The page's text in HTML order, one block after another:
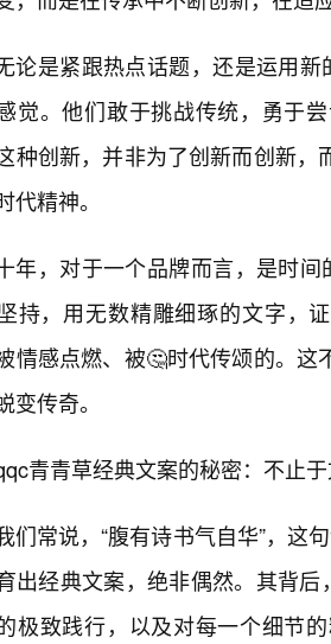
论是紧跟热点话题，还是运用
觉。他们敢于挑战传统，勇于
种创新，并非为了创新而创新
代精神。
年，对于一个品牌而言，是时
持，用无数精雕细琢的文字，
情感点燃、被🤔时代传颂的。
变传奇。
青青草经典文案的秘密：不止于
们常说，“腹有诗书气自华”，这
出经典文案，绝非偶然。其背
极致践行，以及对每一个细节